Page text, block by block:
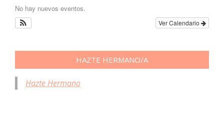
No hay nuevos eventos.
Ver Calendario
HAZTE HERMANO/A
Hazte Hermano